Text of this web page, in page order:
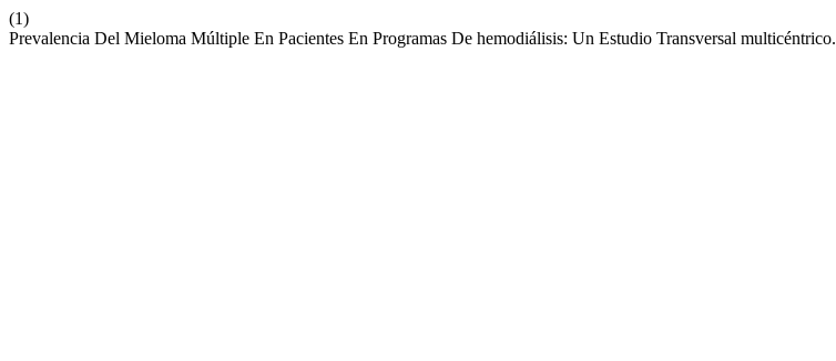
(1)
Prevalencia Del Mieloma Múltiple En Pacientes En Programas De hemodiálisis: Un Estudio Transversal multicéntrico.